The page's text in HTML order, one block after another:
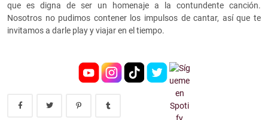
que es digna de ser un homenaje a la contundente canción.
Nosotros no pudimos contener los impulsos de cantar, así que te
invitamos a darle play y viajar en el tiempo.